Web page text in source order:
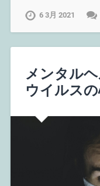
6 3月 2021
メンタル
ウイルス